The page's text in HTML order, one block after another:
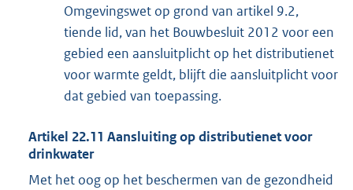
Omgevingswet op grond van artikel 9.2,
tiende lid, van het Bouwbesluit 2012 voor een
gebied een aansluitplicht op het distributienet
voor warmte geldt, blijft die aansluitplicht voor
dat gebied van toepassing.
Artikel 22.11 Aansluiting op distributienet voor
drinkwater
Met het oog op het beschermen van de gezondheid